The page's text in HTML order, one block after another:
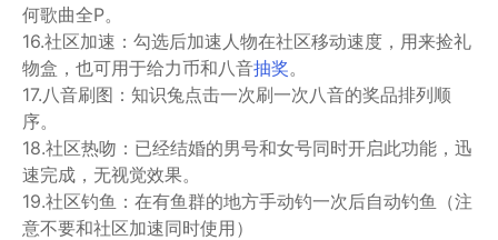
何歌曲全P。
16.社区加速：勾选后加速人物在社区移动速度，用来捡礼
物盒，也可用于给力币和八音抽奖。
17.八音刷图：知识兔点击一次刷一次八音的奖品排列顺
序。
18.社区热吻：已经结婚的男号和女号同时开启此功能，迅
速完成，无视觉效果。
19.社区钓鱼：在有鱼群的地方手动钓一次后自动钓鱼（注
意不要和社区加速同时使用）